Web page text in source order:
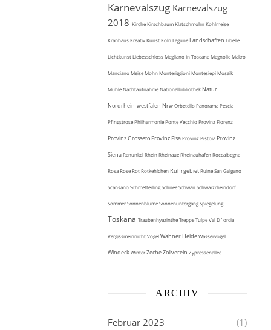
Karnevalszug Karnevalszug
2018 KircheKirschbaumKlatschmohnKohlmeise
KranhausKreativKunstKölnLagune Landschaften Libelle
LichtkunstLiebesschlossMagliano In ToscanaMagnolieMakro
MancianoMeiseMohnMonteriggioniMontesiepiMosaik
MühleNachtaufnahmeNationalbibliothek Natur
Nordrhein-westfalen NrwOrbetelloPanoramaPescia
PfingstrosePhilharmoniePonte VecchioProvinz Florenz
Provinz Grosseto Provinz PisaProvinz Pistoia Provinz
SienaRanunkelRheinRheinaueRheinauhafenRoccalbegna
RosaRoseRotRotkehlchen RuhrgebietRuineSan Galgano
ScansanoSchmetterlingSchneeSchwanSchwarzrheindorf
SommerSonnenblumeSonnenuntergangSpiegelung
Toskana TraubenhyazintheTreppeTulpeVal D´orcia
VergissmeinnichtVogelWahner HeideWasservogel
WindeckWinterZeche Zollverein Zypressenallee
ARCHIV
Februar 2023 (1)